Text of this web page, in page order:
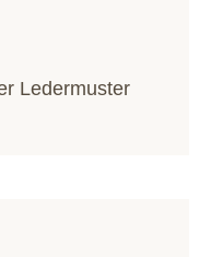
Ledermuster